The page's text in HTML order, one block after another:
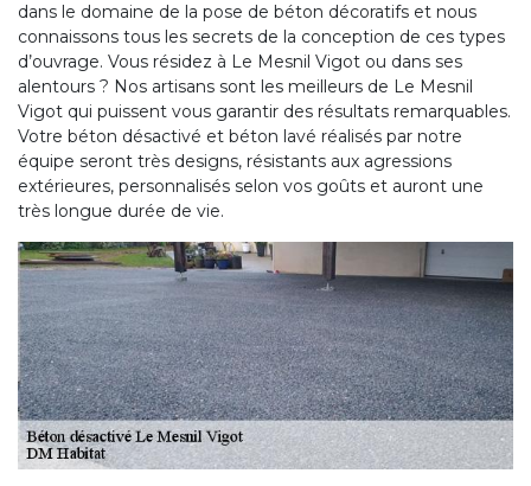
dans le domaine de la pose de béton décoratifs et nous
connaissons tous les secrets de la conception de ces types
d’ouvrage. Vous résidez à Le Mesnil Vigot ou dans ses
alentours ? Nos artisans sont les meilleurs de Le Mesnil
Vigot qui puissent vous garantir des résultats remarquables.
Votre béton désactivé et béton lavé réalisés par notre
équipe seront très designs, résistants aux agressions
extérieures, personnalisés selon vos goûts et auront une
très longue durée de vie.